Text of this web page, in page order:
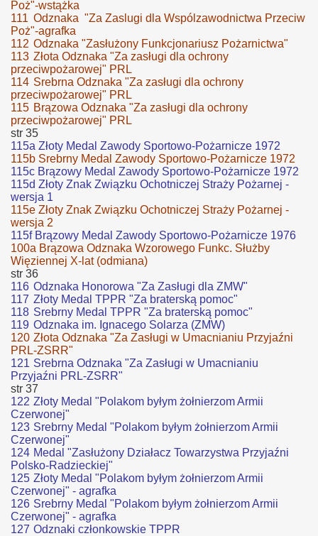
Poż"-wstążka
111 Odznaka "Za Zaslugi dla Wspólzawodnictwa Przeciw
Poż"-agrafka
112 Odznaka "Zasłużony Funkcjonariusz Pożarnictwa"
113 Złota Odznaka "Za zasługi dla ochrony
przeciwpożarowej" PRL
114 Srebrna Odznaka "Za zasługi dla ochrony
przeciwpożarowej" PRL
115 Brązowa Odznaka "Za zasługi dla ochrony
przeciwpożarowej" PRL
str 35
115a Złoty Medal Zawody Sportowo-Pożarnicze 1972
115b Srebrny Medal Zawody Sportowo-Pożarnicze 1972
115c Brązowy Medal Zawody Sportowo-Pożarnicze 1972
115d Złoty Znak Związku Ochotniczej Straży Pożarnej -
wersja 1
115e Złoty Znak Związku Ochotniczej Straży Pożarnej -
wersja 2
115f Brązowy Medal Zawody Sportowo-Pożarnicze 1976
100a Brązowa Odznaka Wzorowego Funkc. Służby
Więziennej X-lat (odmiana)
str 36
116 Odznaka Honorowa "Za Zasługi dla ZMW"
117 Złoty Medal TPPR "Za braterską pomoc"
118 Srebrny Medal TPPR "Za braterską pomoc"
119 Odznaka im. Ignacego Solarza (ZMW)
120 Złota Odznaka "Za Zasługi w Umacnianiu Przyjaźni
PRL-ZSRR"
121 Srebrna Odznaka "Za Zasługi w Umacnianiu
Przyjaźni PRL-ZSRR"
str 37
122 Złoty Medal "Polakom byłym żołnierzom Armii
Czerwonej"
123 Srebrny Medal "Polakom byłym żołnierzom Armii
Czerwonej"
124 Medal "Zasłużony Działacz Towarzystwa Przyjaźni
Polsko-Radzieckiej"
125 Złoty Medal "Polakom byłym żołnierzom Armii
Czerwonej" - agrafka
126 Srebrny Medal "Polakom byłym żołnierzom Armii
Czerwonej" - agrafka
127 Odznaki członkowskie TPPR